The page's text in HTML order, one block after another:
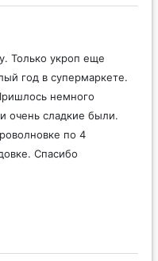
Только укроп еще
год в супермаркете.
немного
очень сладкие были.
по 4
Спасибо